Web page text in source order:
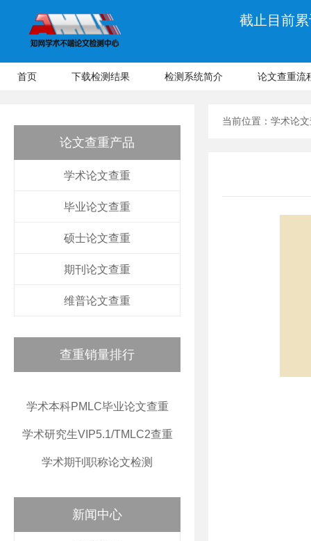
截止目前
首页 下载检测结果 检测系统简介 论文查重流
论文查重产品
学术论文查重
毕业论文查重
硕士论文查重
期刊论文查重
维普论文查重
查重销量排行
学术本科PMLC毕业论文查重
学术研究生VIP5.1/TMLC2查重
学术期刊职称论文检测
新闻中心
当前位置： 学术论